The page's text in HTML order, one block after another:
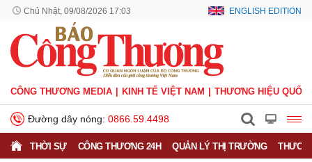
Chủ Nhật, 09/08/2026 17:03 ENGLISH EDITION
CÔNG THƯƠNG MEDIA KINH TẾ VIỆT NAM THƯƠNG HIỆU QUỐC
Đường dây nóng: 0866.59.4498
THỜI SỰ CÔNG THƯƠNG 24H QUẢN LÝ THỊ TRƯỜNG